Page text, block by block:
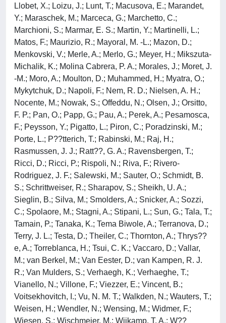
Llobet, X.; Loizu, J.; Lunt, T.; Macusova, E.; Marandet,
Y.; Maraschek, M.; Marceca, G.; Marchetto, C.;
Marchioni, S.; Marmar, E. S.; Martin, Y.; Martinelli, L.;
Matos, F.; Maurizio, R.; Mayoral, M. -L.; Mazon, D.;
Menkovski, V.; Merle, A.; Merlo, G.; Meyer, H.; Mikszuta-
Michalik, K.; Molina Cabrera, P. A.; Morales, J.; Moret, J.
-M.; Moro, A.; Moulton, D.; Muhammed, H.; Myatra, O.;
Mykytchuk, D.; Napoli, F.; Nem, R. D.; Nielsen, A. H.;
Nocente, M.; Nowak, S.; Offeddu, N.; Olsen, J.; Orsitto,
F. P.; Pan, O.; Papp, G.; Pau, A.; Perek, A.; Pesamosca,
F.; Peysson, Y.; Pigatto, L.; Piron, C.; Poradzinski, M.;
Porte, L.; P??tterich, T.; Rabinski, M.; Raj, H.;
Rasmussen, J. J.; Ratt??, G. A.; Ravensbergen, T.;
Ricci, D.; Ricci, P.; Rispoli, N.; Riva, F.; Rivero-
Rodriguez, J. F.; Salewski, M.; Sauter, O.; Schmidt, B.
S.; Schrittweiser, R.; Sharapov, S.; Sheikh, U. A.;
Sieglin, B.; Silva, M.; Smolders, A.; Snicker, A.; Sozzi,
C.; Spolaore, M.; Stagni, A.; Stipani, L.; Sun, G.; Tala, T.;
Tamain, P.; Tanaka, K.; Tema Biwole, A.; Terranova, D.;
Terry, J. L.; Testa, D.; Theiler, C.; Thornton, A.; Thrys??
e, A.; Torreblanca, H.; Tsui, C. K.; Vaccaro, D.; Vallar,
M.; van Berkel, M.; Van Eester, D.; van Kampen, R. J.
R.; Van Mulders, S.; Verhaegh, K.; Verhaeghe, T.;
Vianello, N.; Villone, F.; Viezzer, E.; Vincent, B.;
Voitsekhovitch, I.; Vu, N. M. T.; Walkden, N.; Wauters, T.;
Weisen, H.; Wendler, N.; Wensing, M.; Widmer, F.;
Wiesen, S.; Wischmeier, M.; Wijkamp, T. A.; W??